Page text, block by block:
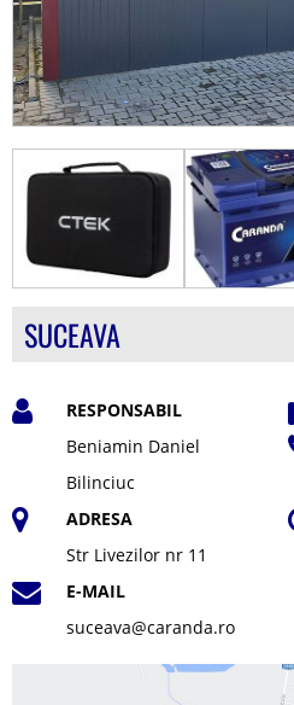
SUCEAVA
RESPONSABIL
Beniamin Daniel
Bilinciuc
ADRESA
Str Livezilor nr 11
E-MAIL
suceava@caranda.ro